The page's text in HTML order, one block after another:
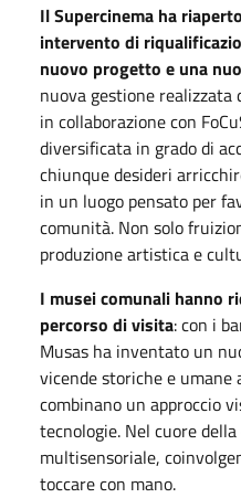
Il Supercinema ha
intervento di
nuovo progetto e una
nuova gestione realizzata
in collaborazione con
diversificata in grado di
chiunque desideri
in un luogo pensato per
comunità. Non solo
produzione artistica e
I musei comunali hanno
percorso di visita: con i
Musas ha inventato un
vicende storiche e
combinano un approccio
tecnologie. Nel cuore
multisensoriale,
toccare con mano.